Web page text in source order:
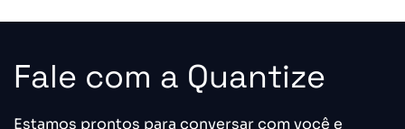
Fale com a Quantize
Estamos prontos para conversar com você e